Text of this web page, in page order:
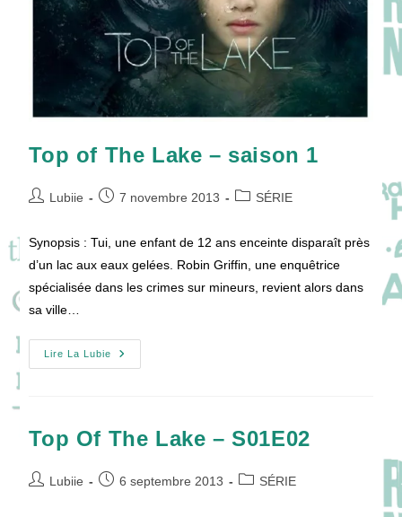
Top of The Lake – saison 1
Auteur/autrice
publication :
Lubiie
Publication
7 novembre 2013
PostSÉRIE
Synopsis : Tui, une enfant de 12 ans enceinte disparaît près
d’un lac aux eaux gelées. Robin Griffin, une enquêtrice
spécialisée dans les crimes sur mineurs, revient alors dans
sa ville…
Lire La Lubie
Top
Of
1
Top Of The Lake – S01E02
Auteur/autrice
Lubiie
Publication
6 septembre 2013
PostSÉRIE